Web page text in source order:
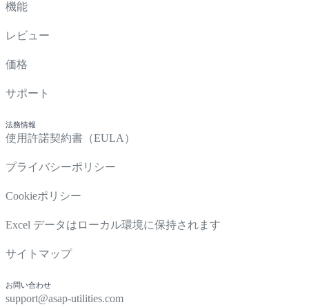
機能
レビュー
価格
サポート
法務情報
使用許諾契約書（EULA）
プライバシーポリシー
Cookieポリシー
Excel データはローカル環境に保持されます
サイトマップ
お問い合わせ
support@asap-utilities.com